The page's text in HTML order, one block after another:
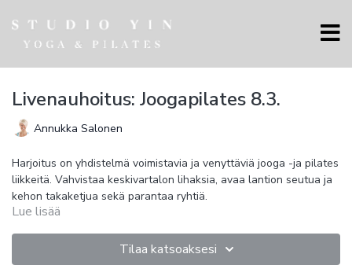
Livenauhoitus: Joogapilates 8.3.
Annukka Salonen
Harjoitus on yhdistelmä voimistavia ja venyttäviä jooga -ja pilates
liikkeitä. Vahvistaa keskivartalon lihaksia, avaa lantion seutua ja
kehon takaketjua sekä parantaa ryhtiä.
Lue lisää
Tilaa katsoaksesi